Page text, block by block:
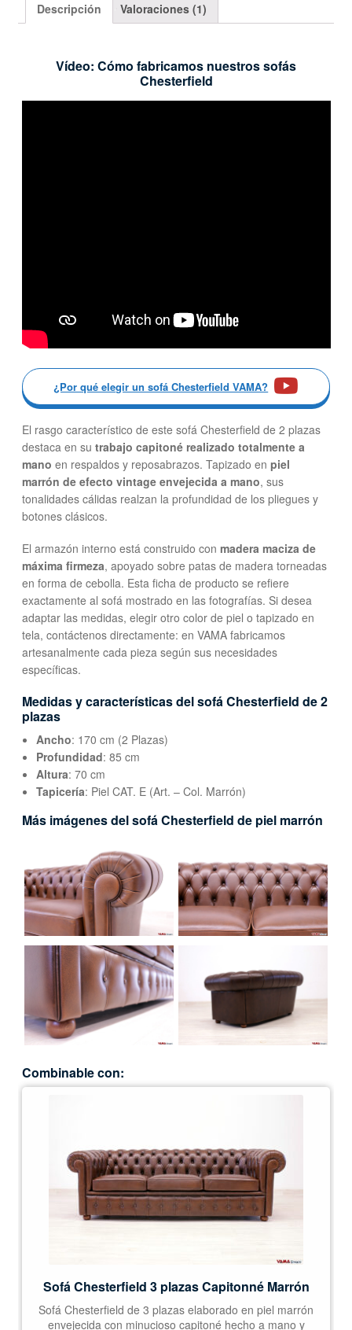
Descripción Valoraciones (1)
Vídeo: Cómo fabricamos nuestros sofás
Chesterfield
¿Por qué elegir un sofá Chesterfield VAMA?
El rasgo característico de este sofá Chesterfield de 2 plazas
destaca en su trabajo capitoné realizado totalmente a
mano en respaldos y reposabrazos. Tapizado en piel
marrón de efecto vintage envejecida a mano, sus
tonalidades cálidas realzan la profundidad de los pliegues y
botones clásicos.
El armazón interno está construido con madera maciza de
máxima firmeza, apoyado sobre patas de madera torneadas
en forma de cebolla. Esta ficha de producto se refiere
exactamente al sofá mostrado en las fotografías. Si desea
adaptar las medidas, elegir otro color de piel o tapizado en
tela, contáctenos directamente: en VAMA fabricamos
artesanalmente cada pieza según sus necesidades
específicas.
Medidas y características del sofá Chesterfield de 2
plazas
Ancho: 170 cm (2 Plazas)
Profundidad: 85 cm
Altura: 70 cm
Tapicería: Piel CAT. E (Art. – Col. Marrón)
Más imágenes del sofá Chesterfield de piel marrón
Combinable con:
Sofá Chesterfield 3 plazas Capitonné Marrón
Sofá Chesterfield de 3 plazas elaborado en piel marrón
envejecida con minucioso capitoné hecho a mano y